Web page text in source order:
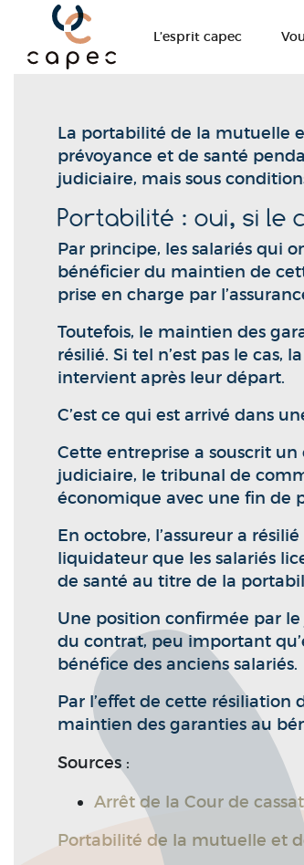
Panneau de gestion des cookies
L’esprit capec
La portabilité de la mutuelle
prévoyance et de santé
judiciaire, mais sous
Portabilité : oui, si le
Par principe, les salariés qui
bénéficier du maintien de
prise en charge par
Toutefois, le maintien des
résilié. Si tel n’est pas le
intervient après leur départ.
C’est ce qui est arrivé dans
Cette entreprise a souscrit
judiciaire, le tribunal de
économique avec une fin de
En octobre, l’assureur a
liquidateur que les salariés
de santé au titre de la
Une position confirmée par
du contrat, peu important
bénéfice des anciens salariés.
Par l’effet de cette résiliation
maintien des garanties au
Sources :
Arrêt de la Cour de
Portabilité de la mutuelle et